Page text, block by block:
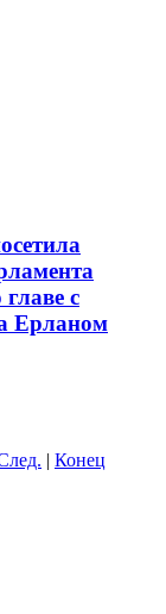
с
Ерланом
| Конец